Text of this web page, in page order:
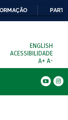
ENGLISH
ACESSIBILIDADE
A+ A-